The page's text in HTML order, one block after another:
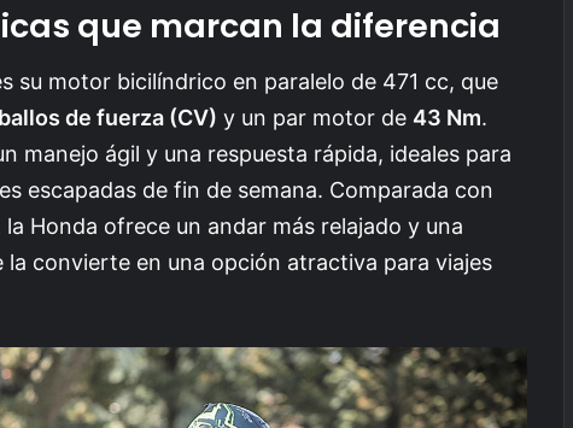
que marcan la diferencia
su motor bicilíndrico en paralelo de 471 cc, que
de fuerza (CV) y un par motor de 43 Nm.
manejo ágil y una respuesta rápida, ideales para
escapadas de fin de semana. Comparada con
Honda ofrece un andar más relajado y una
la convierte en una opción atractiva para viajes